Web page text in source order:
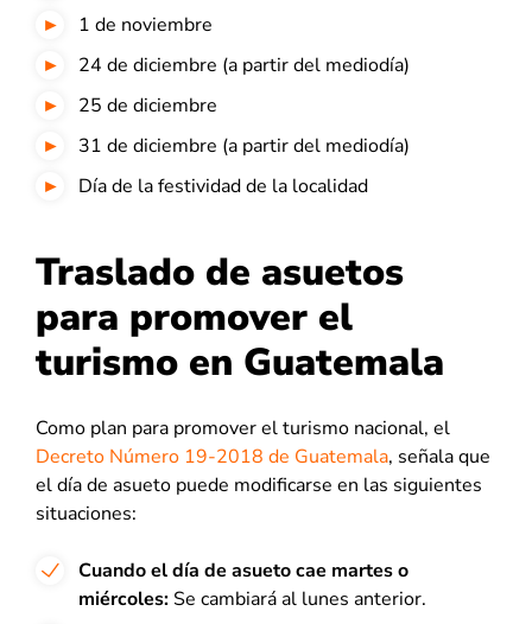
1 de noviembre
24 de diciembre (a partir del mediodía)
25 de diciembre
31 de diciembre (a partir del mediodía)
Día de la festividad de la localidad
Traslado de asuetos
para promover el
turismo en Guatemala
Como plan para promover el turismo nacional, el
Decreto Número 19-2018 de Guatemala, señala que
el día de asueto puede modificarse en las siguientes
situaciones:
Cuando el día de asueto cae martes o
miércoles: Se cambiará al lunes anterior.